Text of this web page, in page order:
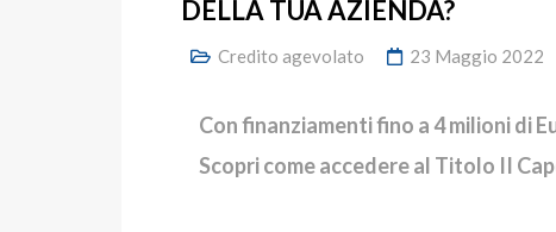
DELLA TUA AZIENDA?
Credito agevolato 23 Maggio 2022
Con finanziamenti fino a 4 milioni di
Scopri come accedere al Titolo II